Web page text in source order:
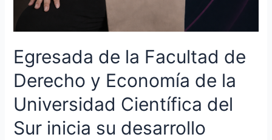
Egresada de la Facultad de
Derecho y Economía de la
Universidad Científica del
Sur inicia su desarrollo
financiero